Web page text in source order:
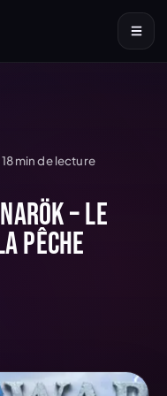
18min de lecture
– Le
pêche